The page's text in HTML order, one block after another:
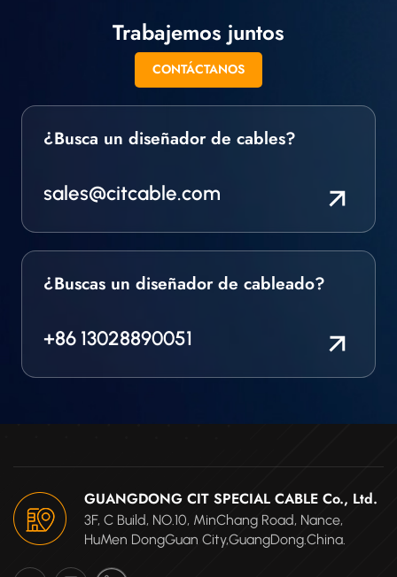
aislado especial,
trenzado y en otros
formatos.
Trabajemos juntos
CONTÁCTANOS
¿Busca un diseñador de cables?
sales@citcable.com
¿Buscas un diseñador de cableado?
+86 13028890051
GUANGDONG CIT SPECIAL CABLE Co., Ltd.
3F, C Build, NO.10, MinChang Road, Nance,
HuMen DongGuan City,GuangDong.China.